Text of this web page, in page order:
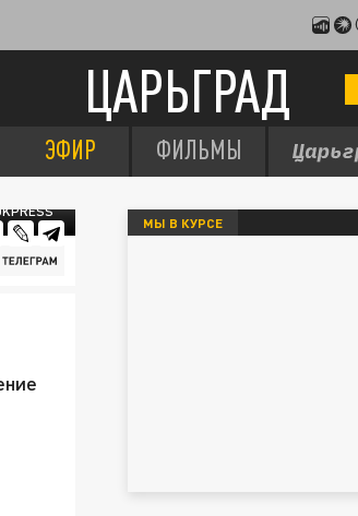
ЦАРЬГРАД
ЭФИР ФИЛЬМЫ
МЫ В КУРСЕ